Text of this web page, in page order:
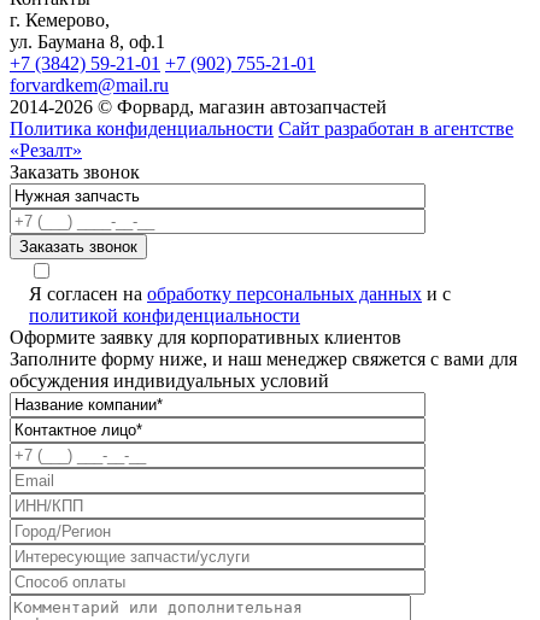
г. Кемерово,
ул. Баумана 8, оф.1
+7 (3842) 59-21-01 +7 (902) 755-21-01
forvardkem@mail.ru
2014-2026 © Форвард, магазин автозапчастей
Политика конфиденциальности Сайт разработан в агентстве
«Резалт»
Заказать звонок
Я согласен на обработку персональных данных и с
политикой конфиденциальности
Оформите заявку для корпоративных клиентов
Заполните форму ниже, и наш менеджер свяжется с вами для
обсуждения индивидуальных условий